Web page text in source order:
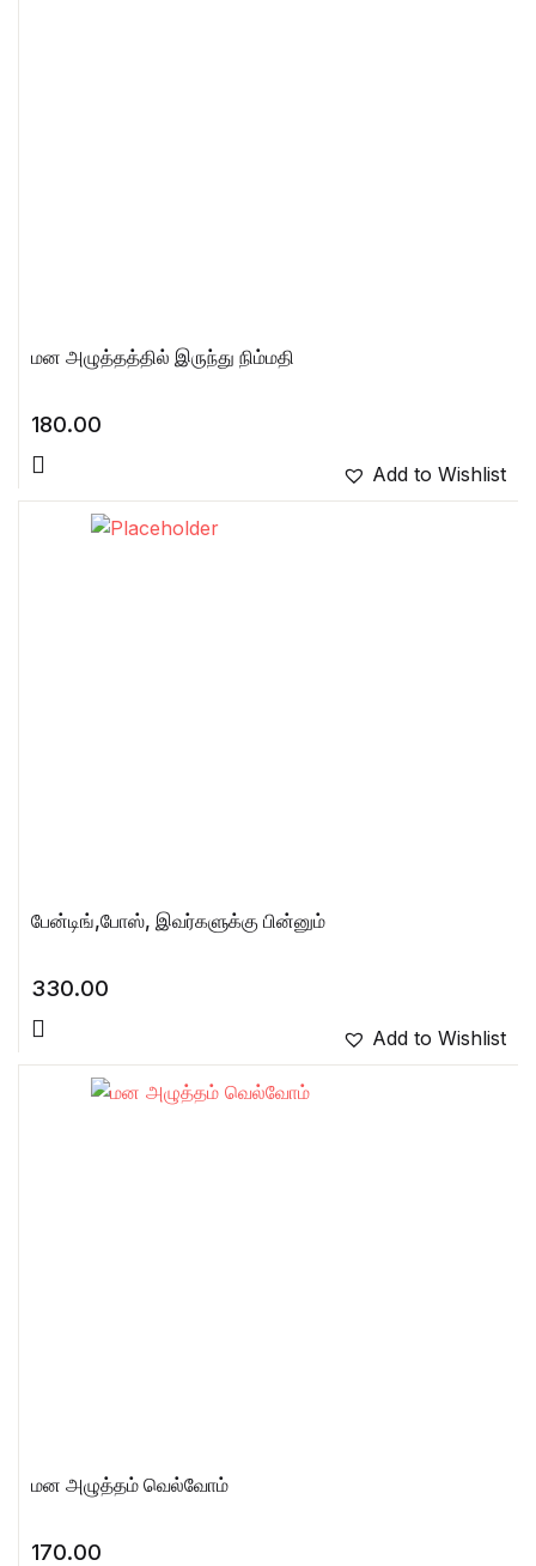
மன அழுத்தத்தில் இருந்து நிம்மதி
180.00
Add to Wishlist
பேன்டிங்,போஸ், இவர்களுக்கு பின்னும்
330.00
Add to Wishlist
மன அழுத்தம் வெல்வோம்
170.00